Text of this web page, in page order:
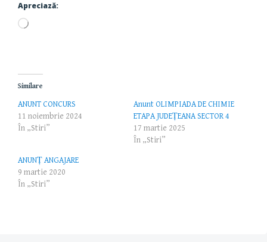
Apreciază:
Încarc...
Similare
ANUNT CONCURS
11 noiembrie 2024
În „Stiri”
Anunt OLIMPIADA DE CHIMIE
ETAPA JUDEŢEANA SECTOR 4
17 martie 2025
În „Stiri”
ANUNȚ ANGAJARE
9 martie 2020
În „Stiri”